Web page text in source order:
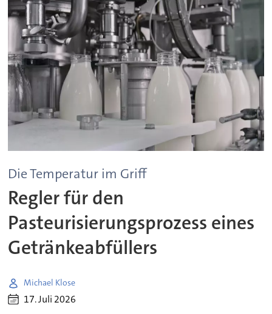
Die Temperatur im Griff
Regler für den
Pasteurisierungsprozess eines
Getränkeabfüllers
Michael Klose
17. Juli 2026